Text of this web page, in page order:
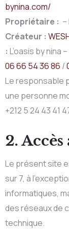
bynina.com/
Propriétaire :
Créateur :
: L’oasis by nina –
06 66 54 36 86 /
Le responsable
une personne
+212 5 24 43 41
2. Accès
Le présent site
sur 7, à
informatiques,
des réseaux de
technique.